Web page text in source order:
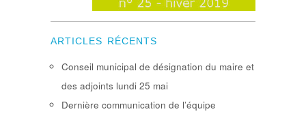
ARTICLES RÉCENTS
Conseil municipal de désignation du maire et
des adjoints lundi 25 mai
Dernière communication de l’équipe